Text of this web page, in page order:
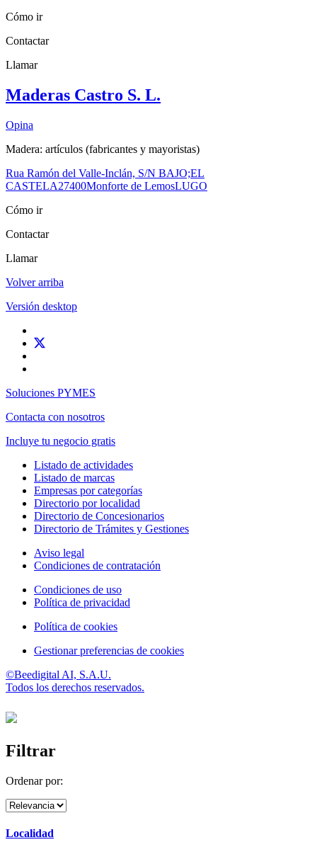
Cómo ir
Contactar
Llamar
Maderas Castro S. L.
Opina
Madera: artículos (fabricantes y mayoristas)
Rua Ramón del Valle-Inclán, S/N BAJO;EL
CASTELA27400Monforte de LemosLUGO
Cómo ir
Contactar
Llamar
Volver arriba
Versión desktop
Soluciones PYMES
Contacta con nosotros
Incluye tu negocio gratis
Listado de actividades
Listado de marcas
Empresas por categorías
Directorio por localidad
Directorio de Concesionarios
Directorio de Trámites y Gestiones
Aviso legal
Condiciones de contratación
Condiciones de uso
Política de privacidad
Política de cookies
Gestionar preferencias de cookies
©Beedigital AI, S.A.U.
Todos los derechos reservados.
Filtrar
Ordenar por:
Localidad